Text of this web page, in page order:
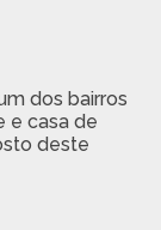
dos bairros
e casa de
deste